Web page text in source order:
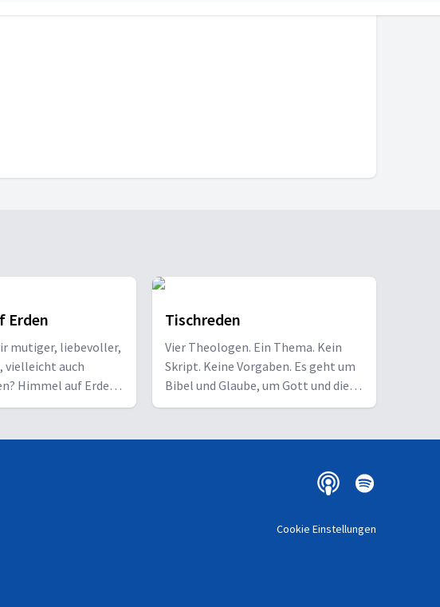
Erden
mutiger, liebevoller,
vielleicht auch
Himmel auf Erden
& dem guten Gott:
Tischreden
Vier Theologen. Ein Thema. Kein
Skript. Keine Vorgaben. Es geht um
Bibel und Glaube, um Gott und die
Welt und das Leben, auch ganz
verstehen, tiefer graben, tiefer
Cookie Einstellungen